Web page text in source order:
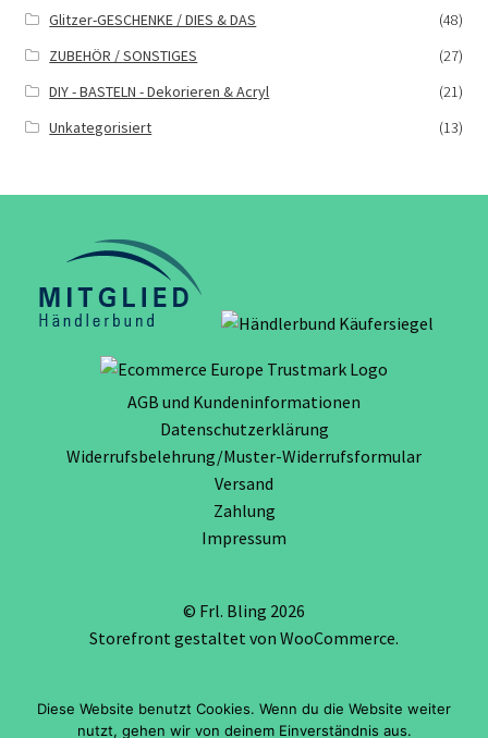
Glitzer-GESCHENKE / DIES & DAS
(48)
ZUBEHÖR / SONSTIGES
(27)
DIY - BASTELN - Dekorieren & Acryl
(21)
Unkategorisiert
(13)
AGB und Kundeninformationen
Datenschutzerklärung
Widerrufsbelehrung/Muster-Widerrufsformular
Versand
Zahlung
Impressum
© Frl. Bling 2026
Storefront gestaltet von WooCommerce.
Vertrag widerrufen
Diese Website benutzt Cookies. Wenn du die Website weiter
nutzt, gehen wir von deinem Einverständnis aus.